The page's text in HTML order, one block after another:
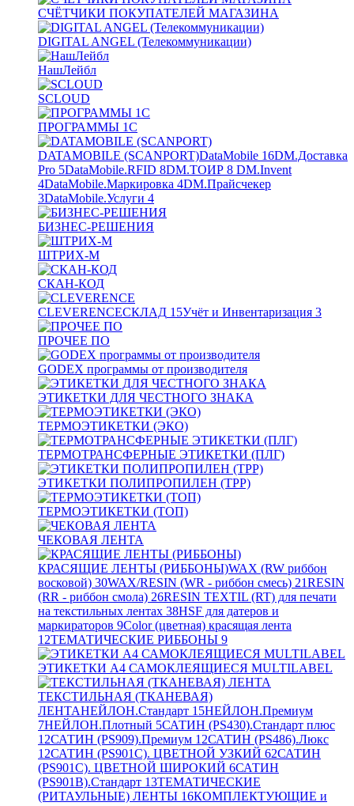
СЧЁТЧИКИ ПОКУПАТЕЛЕЙ МАГАЗИНА
DIGITAL ANGEL (Телекоммуникации)
НашЛейбл
SCLOUD
ПРОГРАММЫ 1С
DATAMOBILE (SCANPORT)DataMobile 16DM.Доставка
Pro 5DataMobile.RFID 8DM.ТОИР 8 DM.Invent
4DataMobile.Маркировка 4DM.Прайсчекер
3DataMobile.Услуги 4
БИЗНЕС-РЕШЕНИЯ
ШТРИХ-М
СКАН-КОД
CLEVERENCEСКЛАД 15Учёт и Инвентаризация 3
ПРОЧЕЕ ПО
GODEX программы от производителя
ЭТИКЕТКИ ДЛЯ ЧЕСТНОГО ЗНАКА
ТЕРМОЭТИКЕТКИ (ЭКО)
ТЕРМОТРАНСФЕРНЫЕ ЭТИКЕТКИ (ПЛГ)
ЭТИКЕТКИ ПОЛИПРОПИЛЕН (TPP)
ТЕРМОЭТИКЕТКИ (ТОП)
ЧЕКОВАЯ ЛЕНТА
КРАСЯЩИЕ ЛЕНТЫ (РИББОНЫ)WAX (RW риббон
восковой) 30WAX/RESIN (WR - риббон смесь) 21RESIN
(RR - риббон смола) 26RESIN TEXTIL (RT) для печати
на текстильных лентах 38HSF для датеров и
маркираторов 9Color (цветная) красящая лента
12ТЕМАТИЧЕСКИЕ РИББОНЫ 9
ЭТИКЕТКИ А4 САМОКЛЕЯЩИЕСЯ MULTILABEL
ТЕКСТИЛЬНАЯ (ТКАНЕВАЯ)
ЛЕНТАНЕЙЛОН.Стандарт 15НЕЙЛОН.Премиум
7НЕЙЛОН.Плотный 5САТИН (PS430).Стандарт плюс
12САТИН (PS909).Премиум 12САТИН (PS486).Люкс
12САТИН (PS901C). ЦВЕТНОЙ УЗКИЙ 62САТИН
(PS901C). ЦВЕТНОЙ ШИРОКИЙ 6САТИН
(PS901B).Стандарт 13ТЕМАТИЧЕСКИЕ
(РИТАУЛЬНЫЕ) ЛЕНТЫ 16КОМПЛЕКТУЮЩИЕ и